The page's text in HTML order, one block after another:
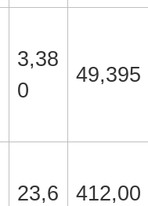
3,38
0
49,395
23,6
412,00